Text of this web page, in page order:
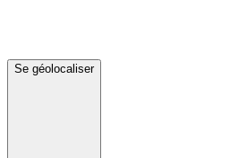
Se géolocaliser